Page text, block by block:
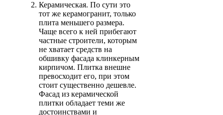
Керамическая. По сути это
тот же керамогранит, только
плита меньшего размера.
Чаще всего к ней прибегают
частные строители, которым
не хватает средств на
обшивку фасада клинкерным
кирпичом. Плитка внешне
превосходит его, при этом
стоит существенно дешевле.
Фасад из керамической
плитки обладает теми же
достоинствами и